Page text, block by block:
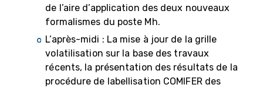
de l’aire d’application des deux nouveaux
formalismes du poste Mh.
L’après-midi : La mise à jour de la grille
volatilisation sur la base des travaux
récents, la présentation des résultats de la
procédure de labellisation COMIFER des